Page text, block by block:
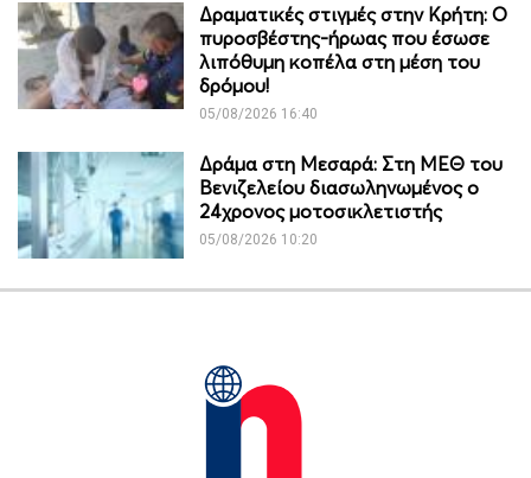
Δραματικές στιγμές στην Κρήτη: Ο
πυροσβέστης-ήρωας που έσωσε
λιπόθυμη κοπέλα στη μέση του
δρόμου!
05/08/2026 16:40
Δράμα στη Μεσαρά: Στη ΜΕΘ του
Βενιζελείου διασωληνωμένος ο
24χρονος μοτοσικλετιστής
05/08/2026 10:20